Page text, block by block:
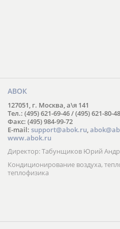
АВОК
127051, г. Москва, а\я 141
Тел.: (495) 621-69-46 / (495) 621-80-48
Факс: (495) 984-99-72
E-mail: support@abok.ru,
www.abok.ru
Директор: Табунщиков Юрий
Кондиционирование воздуха,
теплофизика